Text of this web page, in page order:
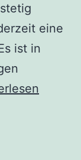
eine
ist in